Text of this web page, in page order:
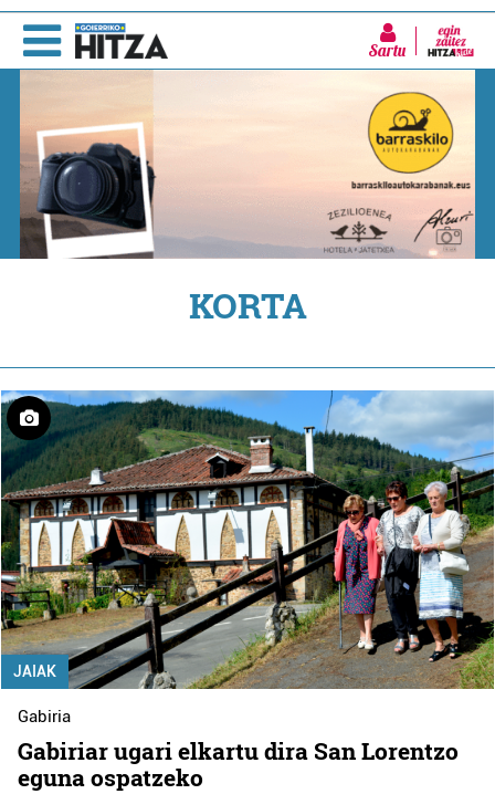
Sartu
KORTA
JAIAK
Gabiria
Gabiriar ugari elkartu dira San Lorentzo
eguna ospatzeko